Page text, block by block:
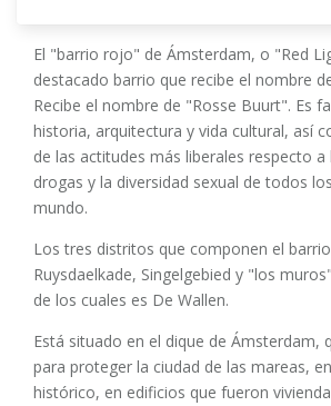
El "barrio rojo" de Ámsterdam, o "Red
destacado barrio que recibe el nombre
Recibe el nombre de "Rosse Buurt". Es
historia, arquitectura y vida cultural, así
de las actitudes más liberales respecto
drogas y la diversidad sexual de todos
mundo.
Los tres distritos que componen el
Ruysdaelkade, Singelgebied y "los
de los cuales es De Wallen.
Está situado en el dique de Ámsterdam,
para proteger la ciudad de las mareas,
histórico, en edificios que fueron